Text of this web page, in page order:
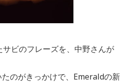
ビのフレーズを、中野さんが
のがきっかけで、Emeraldの新